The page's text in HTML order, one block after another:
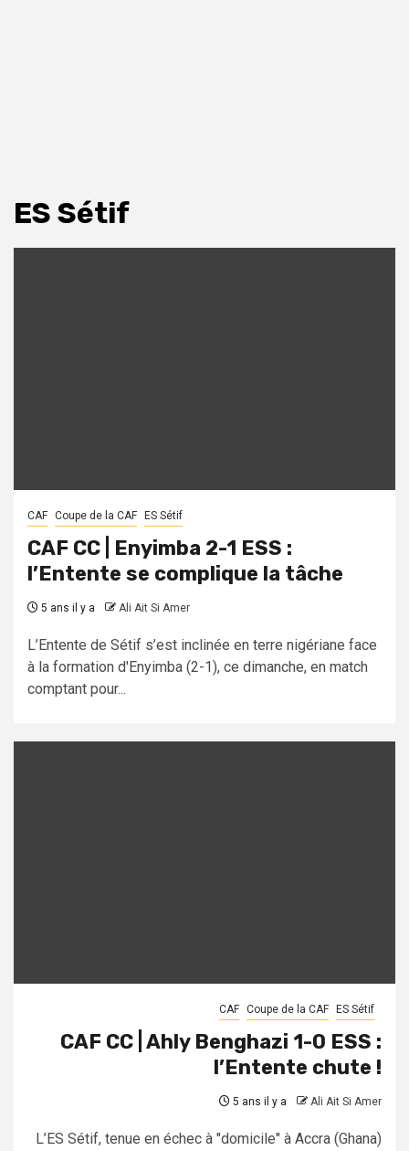
ES Sétif
CAF Coupe de la CAF ES Sétif
CAF CC | Enyimba 2-1 ESS :
l’Entente se complique la tâche
5 ans il y a Ali Ait Si Amer
L’Entente de Sétif s’est inclinée en terre nigériane face
à la formation d'Enyimba (2-1), ce dimanche, en match
comptant pour...
CAF Coupe de la CAF ES Sétif
CAF CC | Ahly Benghazi 1-0 ESS :
l’Entente chute !
5 ans il y a Ali Ait Si Amer
L’ES Sétif, tenue en échec à "domicile" à Accra (Ghana)